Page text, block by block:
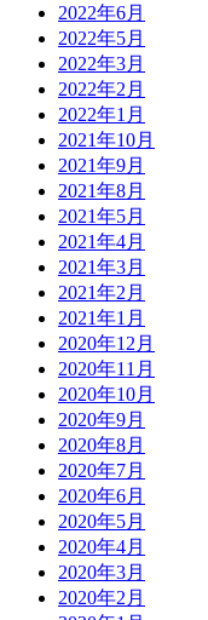
2022年6月
2022年5月
2022年3月
2022年2月
2022年1月
2021年10月
2021年9月
2021年8月
2021年5月
2021年4月
2021年3月
2021年2月
2021年1月
2020年12月
2020年11月
2020年10月
2020年9月
2020年8月
2020年7月
2020年6月
2020年5月
2020年4月
2020年3月
2020年2月